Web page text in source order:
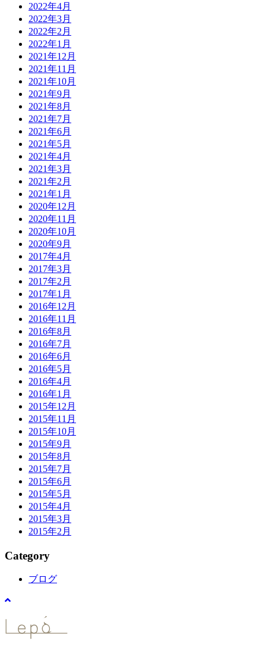
2022年4月
2022年3月
2022年2月
2022年1月
2021年12月
2021年11月
2021年10月
2021年9月
2021年8月
2021年7月
2021年6月
2021年5月
2021年4月
2021年3月
2021年2月
2021年1月
2020年12月
2020年11月
2020年10月
2020年9月
2017年4月
2017年3月
2017年2月
2017年1月
2016年12月
2016年11月
2016年8月
2016年7月
2016年6月
2016年5月
2016年4月
2016年1月
2015年12月
2015年11月
2015年10月
2015年9月
2015年8月
2015年7月
2015年6月
2015年5月
2015年4月
2015年3月
2015年2月
Category
ブログ